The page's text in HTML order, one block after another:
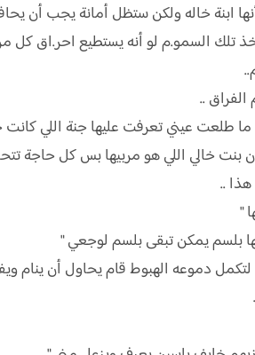
السمو.م لو أنه يستطيع احر.اق كل من
..
طلعت عيني تعرفت عليها جنة اللي كانت
خالي اللي هو مربيها بس كل حاجة
..
"
بلسم يمكن تبقى بلسم لوجعي "
دموعه الهبوط قام يحاول أن ينام